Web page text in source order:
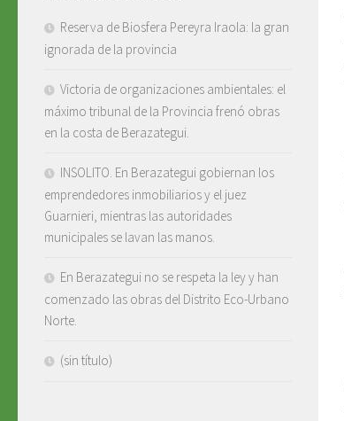
Reserva de Biosfera Pereyra Iraola: la gran
ignorada de la provincia
Victoria de organizaciones ambientales: el
máximo tribunal de la Provincia frenó obras
en la costa de Berazategui.
INSOLITO. En Berazategui gobiernan los
emprendedores inmobiliarios y el juez
Guarnieri, mientras las autoridades
municipales se lavan las manos.
En Berazategui no se respeta la ley y han
comenzado las obras del Distrito Eco-Urbano
Norte.
(sin título)